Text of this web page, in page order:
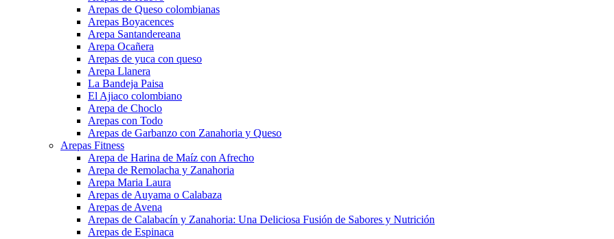
Arepas de Queso colombianas
Arepas Boyacences
Arepa Santandereana
Arepa Ocañera
Arepas de yuca con queso
Arepa Llanera
La Bandeja Paisa
El Ajiaco colombiano
Arepa de Choclo
Arepas con Todo
Arepas de Garbanzo con Zanahoria y Queso
Arepas Fitness
Arepa de Harina de Maíz con Afrecho
Arepa de Remolacha y Zanahoria
Arepa Maria Laura
Arepas de Auyama o Calabaza
Arepas de Avena
Arepas de Calabacín y Zanahoria: Una Deliciosa Fusión de Sabores y Nutrición
Arepas de Espinaca